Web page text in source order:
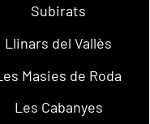
Subirats
Llinars del Vallès
Masies de Roda
Les Cabanyes